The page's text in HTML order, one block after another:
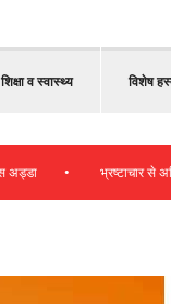
शिक्षा व स्वास्थ्य विशेष
• भ्रष्टाचार से अर्जित